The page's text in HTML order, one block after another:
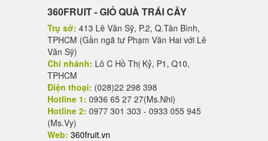
360FRUIT - GIỎ QUÀ TRÁI CÂY
Trụ sở: 413 Lê Văn Sỹ, P.2, Q.Tân Bình,
TPHCM (Gần ngã tư Phạm Văn Hai với Lê
Văn Sỹ)
Chi nhánh: Lô C Hồ Thị Kỷ, P1, Q10,
TPHCM
Điện thoại: (028)22 298 398
Hotline 1: 0936 65 27 27(Ms.Nhi)
Hotline 2: 0977 301 303 - 0933 055 945
(Ms.Vy)
Web: 360fruit.vn